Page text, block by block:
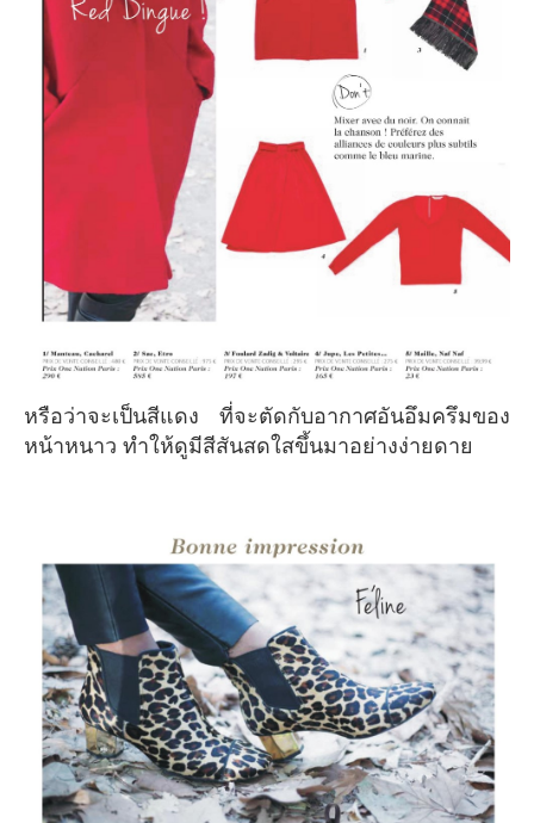
หรือว่าจะเป็นสีแดง ที่จะตัดกับอากาศอันอึมครึมของ
หน้าหนาว ทำให้ดูมีสีสันสดใสขึ้นมาอย่างง่ายดาย